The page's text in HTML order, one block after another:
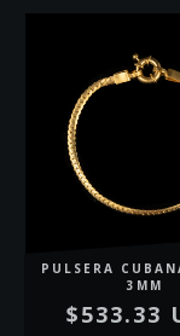
PULSERA
3MM
$533.33